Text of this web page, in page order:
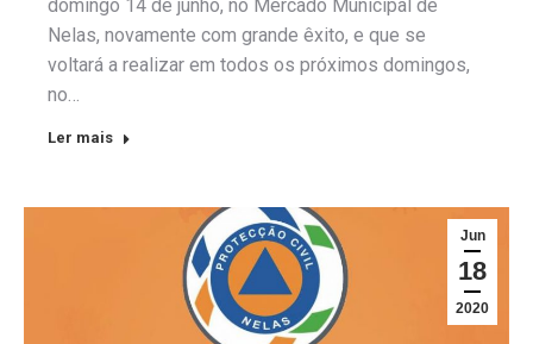
domingo 14 de junho, no Mercado Municipal de
Nelas, novamente com grande êxito, e que se
voltará a realizar em todos os próximos domingos,
no…
Ler mais
Jun
18
2020